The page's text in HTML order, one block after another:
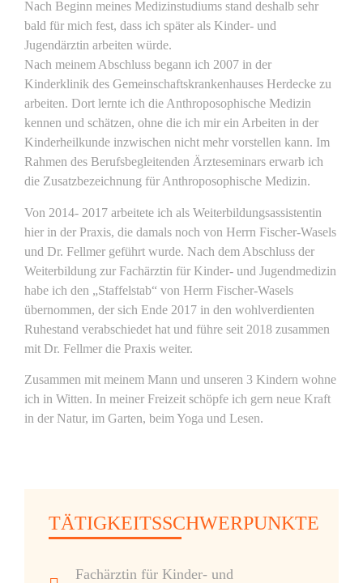
Nach Beginn meines Medizinstudiums stand deshalb sehr
bald für mich fest, dass ich später als Kinder- und
Jugendärztin arbeiten würde.
Nach meinem Abschluss begann ich 2007 in der
Kinderklinik des Gemeinschaftskrankenhauses Herdecke zu
arbeiten. Dort lernte ich die Anthroposophische Medizin
kennen und schätzen, ohne die ich mir ein Arbeiten in der
Kinderheilkunde inzwischen nicht mehr vorstellen kann. Im
Rahmen des Berufsbegleitenden Ärzteseminars erwarb ich
die Zusatzbezeichnung für Anthroposophische Medizin.
Von 2014- 2017 arbeitete ich als Weiterbildungsassistentin
hier in der Praxis, die damals noch von Herrn Fischer-Wasels
und Dr. Fellmer geführt wurde. Nach dem Abschluss der
Weiterbildung zur Fachärztin für Kinder- und Jugendmedizin
habe ich den „Staffelstab“ von Herrn Fischer-Wasels
übernommen, der sich Ende 2017 in den wohlverdienten
Ruhestand verabschiedet hat und führe seit 2018 zusammen
mit Dr. Fellmer die Praxis weiter.
Zusammen mit meinem Mann und unseren 3 Kindern wohne
ich in Witten. In meiner Freizeit schöpfe ich gern neue Kraft
in der Natur, im Garten, beim Yoga und Lesen.
TÄTIGKEITSSCHWERPUNKTE
Fachärztin für Kinder- und